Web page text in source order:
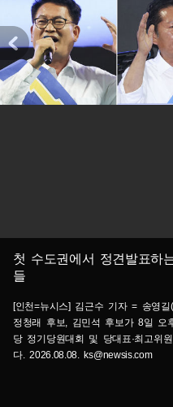
첫 수도권에서 정견발표하
들
[인천=뉴시스] 김근수 기자 = 송영
정청래 후보, 김민석 후보가 8일 오
당 정기당원대회 및 당대표·최고위
다. 2026.08.08. ks@newsis.com